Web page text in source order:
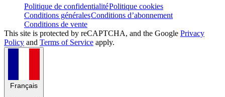
Politique de confidentialitéPolitique cookies
Conditions généralesConditions d’abonnement
Conditions de vente
This site is protected by reCAPTCHA, and the Google Privacy
Policy and Terms of Service apply.
Français